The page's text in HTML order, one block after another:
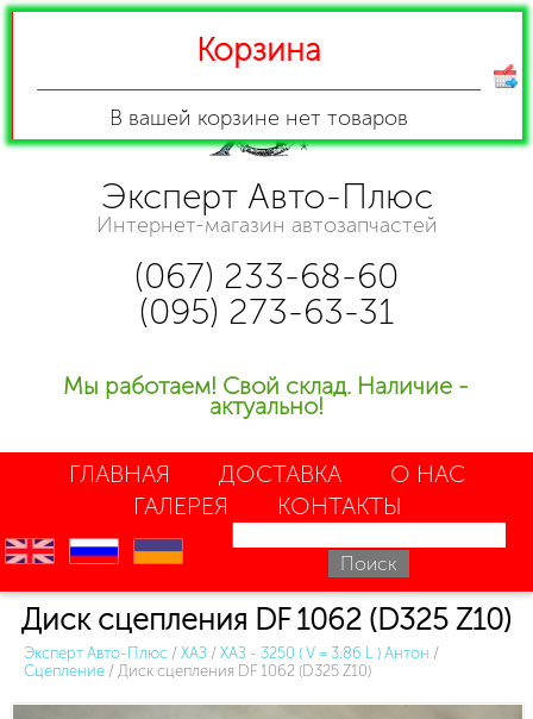
Эксперт Авто-Плюс
Интернет-магазин автозапчастей
(067) 233-68-60
(095) 273-63-31
Мы работаем! Свой склад. Наличие -
актуально!
ГЛАВНАЯ ДОСТАВКА
О НАС
ГАЛЕРЕЯ
КОНТАКТЫ
en ru uk
Диск сцепления DF 1062 (D325 Z10)
Эксперт Авто-Плюс / ХАЗ / ХАЗ - 3250 ( V = 3.86 L ) Антон /
Сцепление / Диск сцепления DF 1062 (D325 Z10)
Корзина
В вашей корзине нет товаров